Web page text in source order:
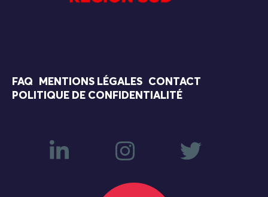
FAQ MENTIONS LÉGALES
CONTACT
POLITIQUE DE CONFIDENTIALITÉ